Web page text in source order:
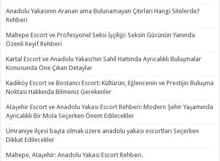
Anadolu Yakasının Aranan ama Bulunamayan Çıtırları Hangi Sitelerde?
Rehberi
Maltepe Escort ve Profesyonel Seksi İşçiliği: Seksin Gücünün Yanında
Özenli Keyif Rehberi
Kartal Escort ve Anadolu Yakası’nın Sahil Hattında Ayrıcalıklı Buluşmalar
Konusunda Öne Çıkan Detaylar
Kadıköy Escort ve Bostancı Escort: Kültürün, Eğlencenin ve Prestijin Buluşma
Noktası Hakkında Bilmeniz Gerekenler
Ataşehir Escort ve Anadolu Yakası Escort Rehberi: Modern Şehir Yaşamında
Ayrıcalıklı Bir Mola Seçerken Önem Edilecekler
Ümraniye ilçesi başta olmak üzere anadolu yakası escortları Seçerken
Dikkat Edilecekler
Maltepe, Ataşehir: Anadolu Yakası Escort Rehberi.